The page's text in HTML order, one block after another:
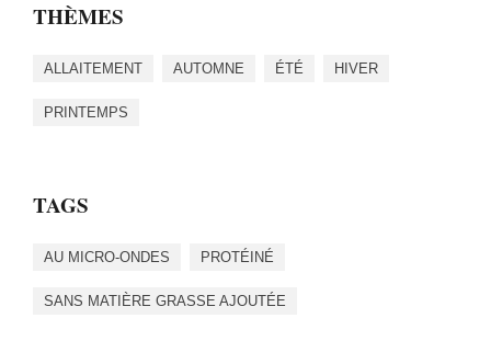
THÈMES
ALLAITEMENT AUTOMNE ÉTÉ HIVER
PRINTEMPS
TAGS
AU MICRO-ONDES PROTÉINÉ
SANS MATIÈRE GRASSE AJOUTÉE